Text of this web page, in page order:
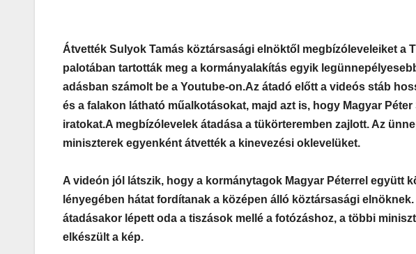
Átvették Sulyok Tamás köztársasági elnöktől megbízóleveleiket a
palotában tartották meg a kormányalakítás egyik
adásban számolt be a Youtube-on.Az átadó előtt a videós stáb
és a falakon látható műalkotásokat, majd azt is, hogy Magyar
iratokat.A megbízólevelek átadása a tükörteremben zajlott. Az
miniszterek egyenként átvették a kinevezési oklevelüket.
A videón jól látszik, hogy a kormánytagok Magyar Péterrel együtt
lényegében hátat fordítanak a középen álló köztársasági
átadásakor lépett oda a tiszások mellé a fotózáshoz, a többi
elkészült a kép.